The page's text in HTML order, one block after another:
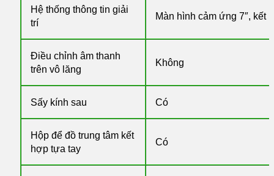
Hệ thống thông tin giải
trí
Màn hình cảm ứng 7″, kết
Điều chỉnh âm thanh
trên vô lăng
Không
Sấy kính sau Có
Hộp để đồ trung tâm kết
hợp tựa tay
Có